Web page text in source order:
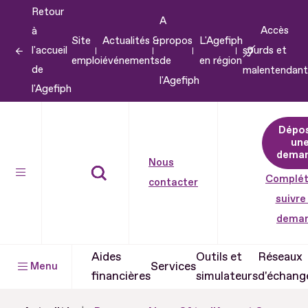
contenu
Retour
à
l'accueil
de
l'Agefiph
Site
emploi
Actualités &
événements
A
propos
de
l'Agefiph
L'Agefiph
en région
Accès
sourds et
Nous
contacter
suivre
Menu
Aides
financières
Services
Outils et
simulateurs
Réseaux